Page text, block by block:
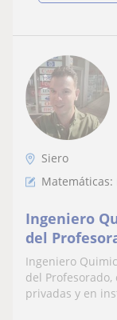
Siero
Matemáticas:
Ingeniero
del
Tecnología.
Ingeniero
del
privadas y en